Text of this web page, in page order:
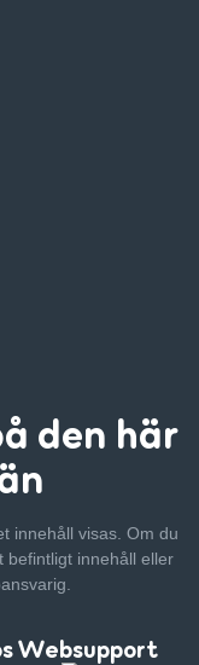
den här
innehåll visas. Om du
befintligt innehåll eller
Websupport